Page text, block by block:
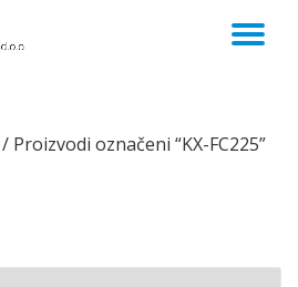
/ Proizvodi označeni “KX-FC225”